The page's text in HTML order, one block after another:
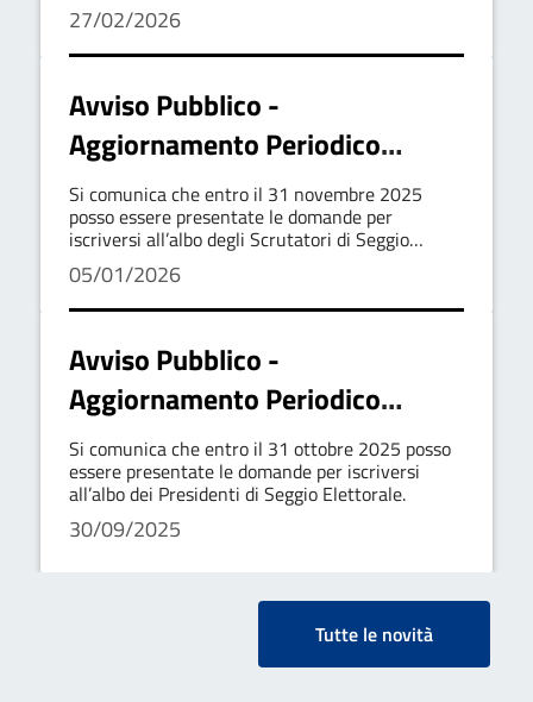
27/02/2026
Avviso Pubblico -
Aggiornamento Periodico
Iscrizione all'Albo Scrutatore di
Seggio Elettorale
Si comunica che entro il 31 novembre 2025
posso essere presentate le domande per
iscriversi all’albo degli Scrutatori di Seggio
Elettorale.
05/01/2026
Avviso Pubblico -
Aggiornamento Periodico
iscrizione all'albio Presidente di
Seggio Elettorale
Si comunica che entro il 31 ottobre 2025 posso
essere presentate le domande per iscriversi
all’albo dei Presidenti di Seggio Elettorale.
30/09/2025
Tutte le novità